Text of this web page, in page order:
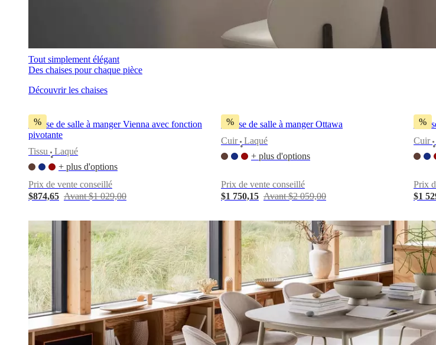
Tout simplement élégant
Des chaises pour chaque pièce
Découvrir les chaises
%
Chaise de salle à manger Vienna avec fonction
pivotante
Tissu
•
Laqué
+ plus d'options
Prix de vente conseillé
$874,65 Avant $1 029,00
%
Chaise de salle à manger Ottawa
Cuir
•
Laqué
+ plus d'options
Prix de vente conseillé
$1 750,15 Avant $2 059,00
%
Cuir
•
Prix
$1